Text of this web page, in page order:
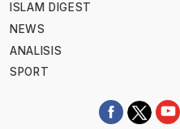
ISLAM DIGEST
NEWS
ANALISIS
SPORT